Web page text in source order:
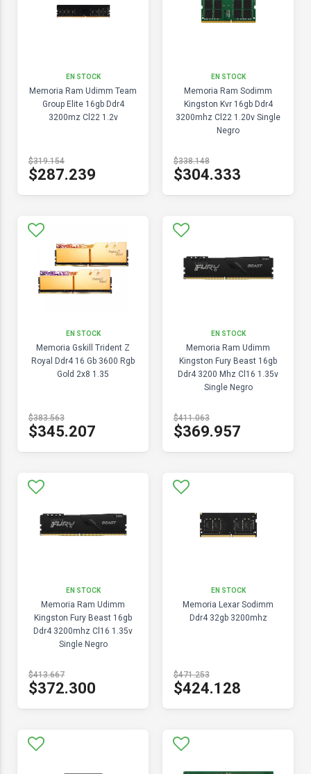
EN STOCK
Memoria Ram Udimm Team
Group Elite 16gb Ddr4
3200mz Cl22 1.2v
$319.154
$287.239
EN STOCK
Memoria Ram Sodimm
Kingston Kvr 16gb Ddr4
3200mhz Cl22 1.20v Single
Negro
$338.148
$304.333
EN STOCK
Memoria Gskill Trident Z
Royal Ddr4 16 Gb 3600 Rgb
Gold 2x8 1.35
$383.563
$345.207
EN STOCK
Memoria Ram Udimm
Kingston Fury Beast 16gb
Ddr4 3200 Mhz Cl16 1.35v
Single Negro
$411.063
$369.957
EN STOCK
Memoria Ram Udimm
Kingston Fury Beast 16gb
Ddr4 3200mhz Cl16 1.35v
Single Negro
$413.667
$372.300
EN STOCK
Memoria Lexar Sodimm
Ddr4 32gb 3200mhz
$471.253
$424.128